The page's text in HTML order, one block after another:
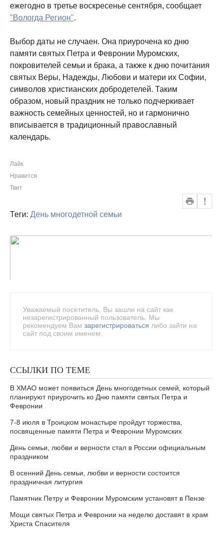
ежегодно в третье воскресенье сентября, сообщает
"Вологда Регион".
Выбор даты не случаен. Она приурочена ко дню
памяти святых Петра и Февронии Муромских,
покровителей семьи и брака, а также к дню почитания
святых Веры, Надежды, Любови и матери их Софии,
символов христианских добродетелей. Таким
образом, новый праздник не только подчеркивает
важность семейных ценностей, но и гармонично
вписывается в традиционный православный
календарь.
Лайк
Нравится
Твит
Теги: День многодетной семьи
Уважаемый посетитель, Вы зашли на сайт как
незарегистрированный пользователь. Мы
рекомендуем Вам зарегистрироваться либо зайти на
сайт под своим именем.
ССЫЛКИ ПО ТЕМЕ
В ХМАО может появиться День многодетных семей, который
планируют приурочить ко Дню памяти святых Петра и
Февронии
7-8 июля в Троицком монастыре пройдут торжества,
посвященные памяти Петра и Февронии Муромских
День семьи, любви и верности стал в России официальным
праздником
В осенний День семьи, любви и верности состоится
праздничная литургия
Памятник Петру и Февронии Муромским установят в Пензе
Мощи святых Петра и Февронии на неделю доставят в храм
Христа Спасителя